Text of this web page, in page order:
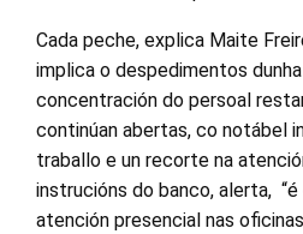
Cada peche, explica Maite
implica o despedimentos
concentración do persoal
continúan abertas, co notábel
traballo e un recorte na
instrucións do banco, alerta,
atención presencial nas